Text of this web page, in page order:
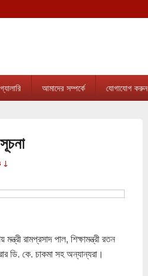
আমাদের সম্পর্কে যোগাযোগ করুন
↓
রামপ্রসাদ পাল, শিক্ষামন্ত্রী রতন
ডি. কে. চাকমা সহ অন্যান্যরা।